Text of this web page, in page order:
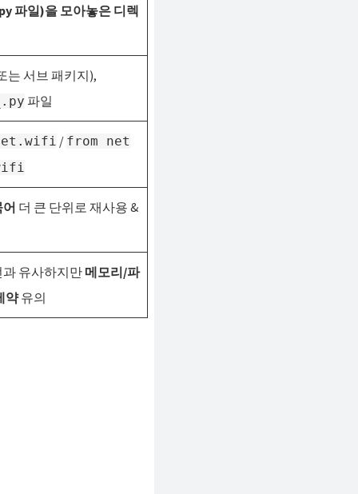
파일)을 모아놓은 디렉
는 서브 패키지),
파일
/ from net
더 큰 단위로 재사용 &
유사하지만메모리/파
약유의